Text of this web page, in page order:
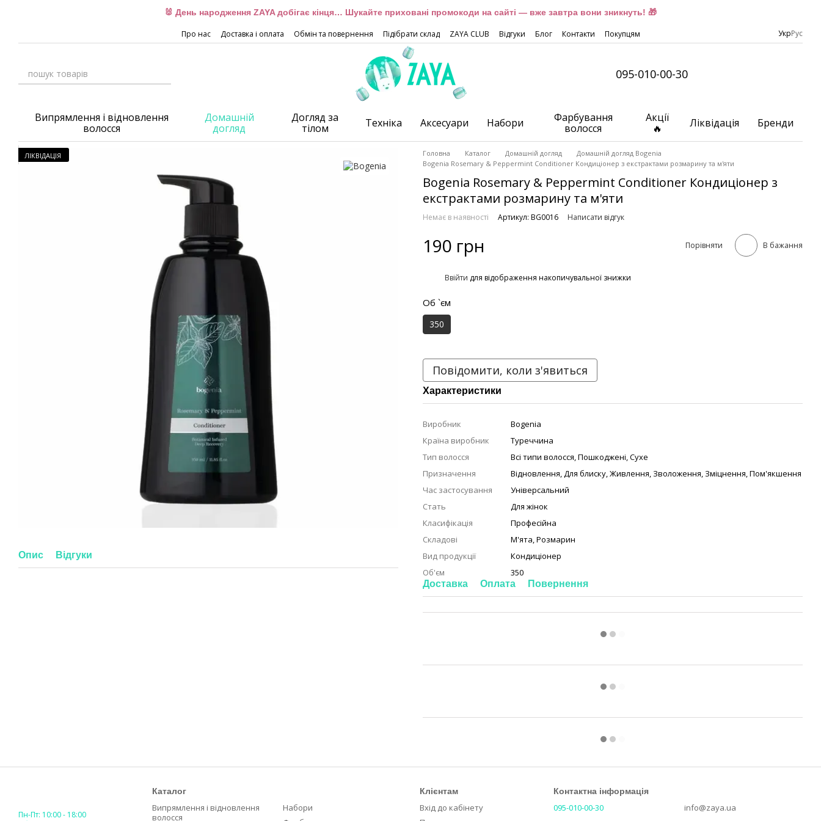
🐰 День народження ZAYA добігає кінця… Шукайте приховані промокоди на сайті — вже завтра вони зникнуть! 🎁
Про нас Доставка і оплата Обмін та повернення Підібрати склад ZAYA CLUB Відгуки Блог Контакти Покупцям УкрРус
095-010-00-30
Випрямлення і відновлення
волосся
Домашній
догляд
Догляд за
тілом
Техніка Аксесуари Набори
Фарбування
волосся
Акції
🔥
Ліквідація Бренди
ЛІКВІДАЦІЯ
Опис Відгуки
Головна Каталог Домашній догляд
Домашній догляд Bogenia
Bogenia Rosemary & Peppermint Conditioner Кондиціонер з екстрактами розмарину та м'яти
Bogenia Rosemary & Peppermint Conditioner Кондиціонер з
екстрактами розмарину та м'яти
Немає в наявності Артикул: BG0016 Написати відгук
190 грн Порівняти В бажання
Ввійти для відображення накопичувальної знижки
Об `єм
350
Повідомити, коли з'явиться
Характеристики
Виробник
Bogenia
Країна виробник
Туреччина
Тип волосся
Всі типи волосся,Пошкоджені,Сухе
Призначення
Відновлення,Для блиску,Живлення, Зволоження, Зміцнення,Пом'якшення
Час застосування
Універсальний
Стать
Для жінок
Класифікація
Професійна
Складові
М'ята,Розмарин
Вид продукції
Кондиціонер
Об'єм
350
Доставка Оплата Повернення
Пн-Пт: 10:00 - 18:00
Каталог
Випрямлення і відновлення
волосся
Набори
Клієнтам
Вхід до кабінету
Контактна інформація
095-010-00-30
info@zaya.ua